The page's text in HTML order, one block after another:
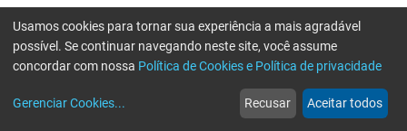
web
Notícias
more_horiz
Mais
Usamos cookies para tornar sua experiência a mais agradável
possível. Se continuar navegando neste site, você assume
concordar com nossa Política de Cookies e Política de privacidade
Gerenciar Cookies... Recusar Aceitar todos
Erro ao enviar informações, por favor tente novamente